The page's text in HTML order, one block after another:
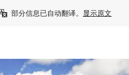
部分信息已自动翻译。 显示原文